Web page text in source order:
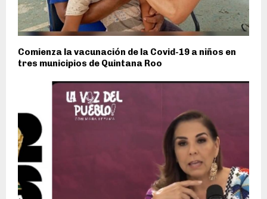
Comienza la vacunación de la Covid-19 a niños en
tres municipios de Quintana Roo